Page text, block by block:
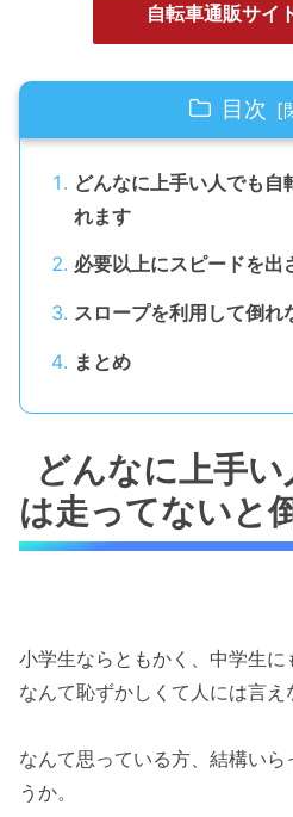
自転車通販サイ
目次
どんなに上手い人でも自
れます
必要以上にスピードを出
スロープを利用して倒れ
まとめ
どんなに上手
は走ってないと
小学生ならともかく、中学生
なんて恥ずかしくて人には言え
なんて思っている方、結構い
うか。